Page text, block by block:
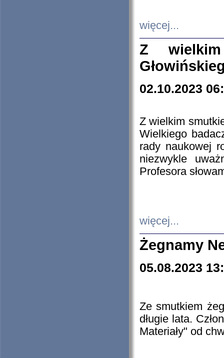
więcej...
Z
02.10.2023
Z wielkim
Wielkiego
rady naukowej
niezwykle
Profesora
więcej...
Żegnamy
05.08.2023
Ze smutkiem
długie lata.
Materiały" od